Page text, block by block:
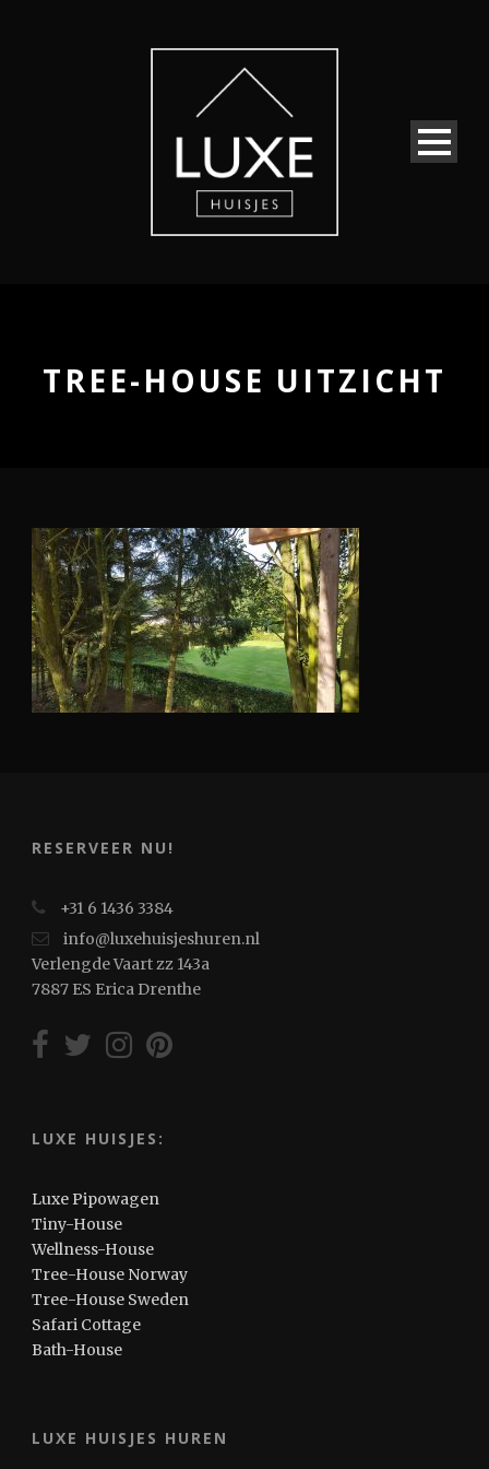
TREE-HOUSE UITZICHT
RESERVEER NU!
+31 6 1436 3384
info@luxehuisjeshuren.nl
Verlengde Vaart zz 143a
7887 ES Erica Drenthe
LUXE HUISJES:
Luxe Pipowagen
Tiny-House
Wellness-House
Tree-House Norway
Tree-House Sweden
Safari Cottage
Bath-House
LUXE HUISJES HUREN